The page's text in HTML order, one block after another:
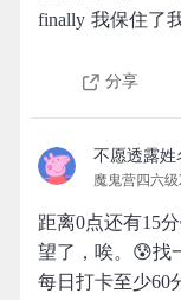
finally 我保住了
分享
不愿透露姓
魔鬼营四六级
距离0点还有15
望了，唉。😰找
每日打卡至少60